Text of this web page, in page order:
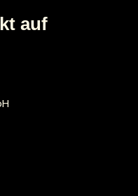
auf